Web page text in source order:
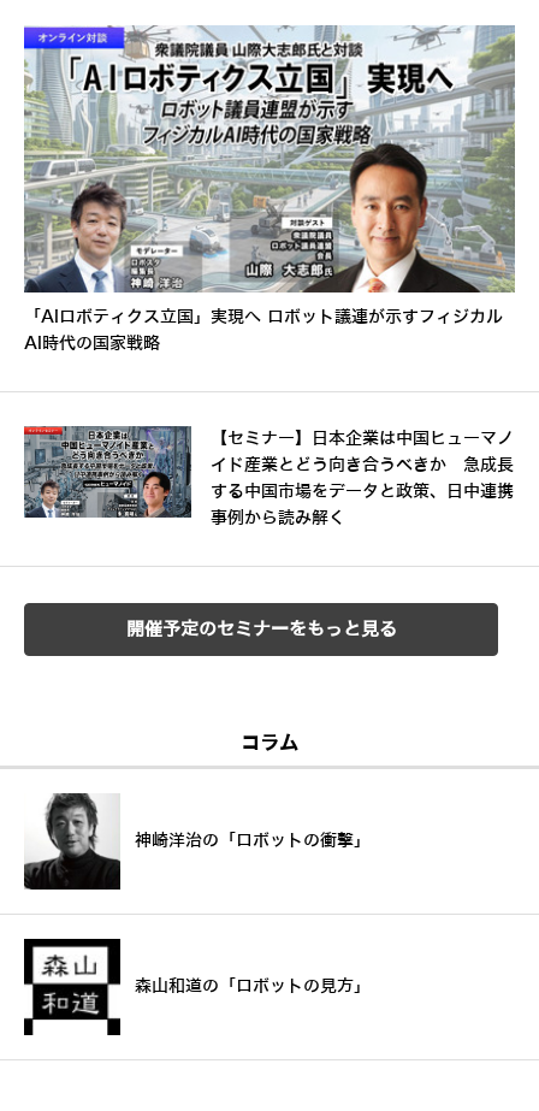
「AIロボティクス立国」実現へ ロボット議連が示すフィジカル
AI時代の国家戦略
【セミナー】日本企業は中国ヒューマノ
イド産業とどう向き合うべきか 急成長
する中国市場をデータと政策、日中連携
事例から読み解く
開催予定のセミナーをもっと見る
コラム
神崎洋治の「ロボットの衝撃」
森山和道の「ロボットの見方」